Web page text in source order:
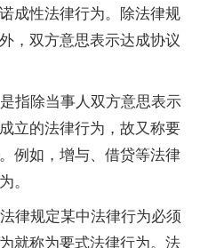
成性法律行为。除法律规
，双方意思表示达成协议
除当事人双方意思表示
立的法律行为，故又称要
例如，增与、借贷等法律
。
规定某中法律行为必须
就称为要式法律行为。法